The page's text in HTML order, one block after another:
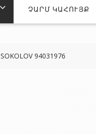
ՉԱՐՄ ԿԱՀՈՒՅՔ
SOKOLOV 94031976